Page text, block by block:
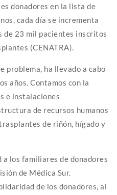
donadores en la lista de
cada día se incrementa
de 23 mil pacientes inscritos
(CENATRA).
problema, ha llevado a cabo
años. Contamos con la
e instalaciones
de recursos humanos
de riñón, hígado y
a los familiares de donadores
de Médica Sur.
de los donadores, al